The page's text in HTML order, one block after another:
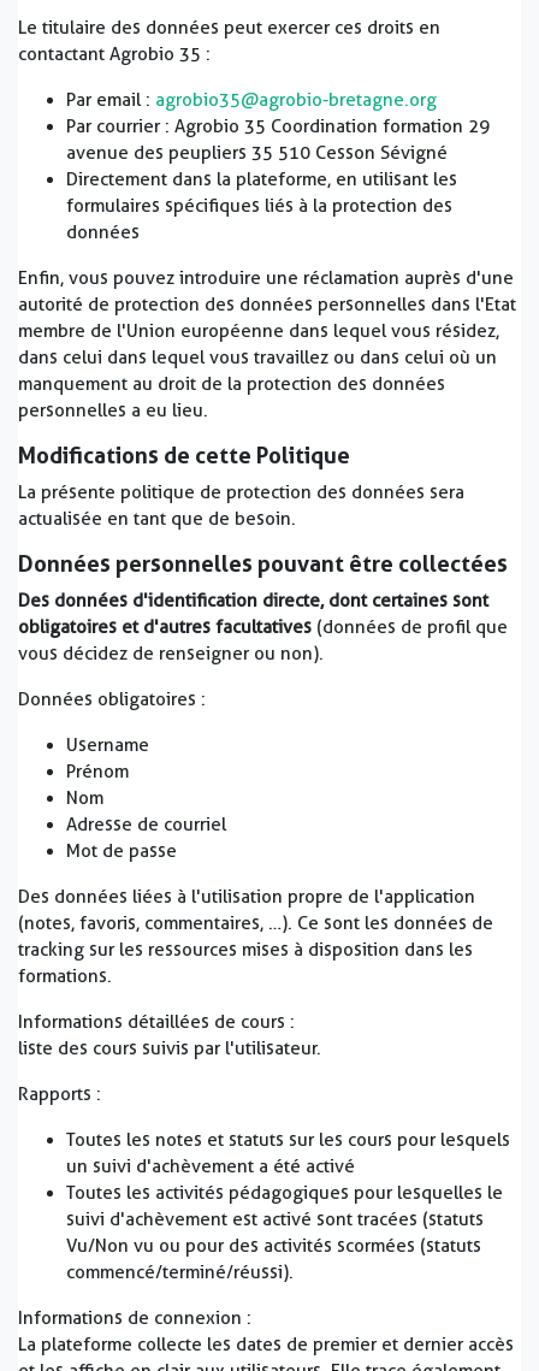
Le titulaire des données peut exercer ces droits en
contactant Agrobio 35 :
Par email : agrobio35@agrobio-bretagne.org
Par courrier : Agrobio 35 Coordination formation 29
avenue des peupliers 35 510 Cesson Sévigné
Directement dans la plateforme, en utilisant les
formulaires spécifiques liés à la protection des
données
Enfin, vous pouvez introduire une réclamation auprès d'une
autorité de protection des données personnelles dans l'Etat
membre de l'Union européenne dans lequel vous résidez,
dans celui dans lequel vous travaillez ou dans celui où un
manquement au droit de la protection des données
personnelles a eu lieu.
Modifications de cette Politique
La présente politique de protection des données sera
actualisée en tant que de besoin.
Données personnelles pouvant être collectées
Des données d'identification directe, dont certaines sont
obligatoires et d'autres facultatives (données de profil que
vous décidez de renseigner ou non).
Données obligatoires :
Username
Prénom
Nom
Adresse de courriel
Mot de passe
Des données liées à l'utilisation propre de l'application
(notes, favoris, commentaires, …). Ce sont les données de
tracking sur les ressources mises à disposition dans les
formations.
Informations détaillées de cours :
liste des cours suivis par l'utilisateur.
Rapports :
Toutes les notes et statuts sur les cours pour lesquels
un suivi d'achèvement a été activé
Toutes les activités pédagogiques pour lesquelles le
suivi d'achèvement est activé sont tracées (statuts
Vu/Non vu ou pour des activités scormées (statuts
commencé/terminé/réussi).
Informations de connexion :
La plateforme collecte les dates de premier et dernier accès